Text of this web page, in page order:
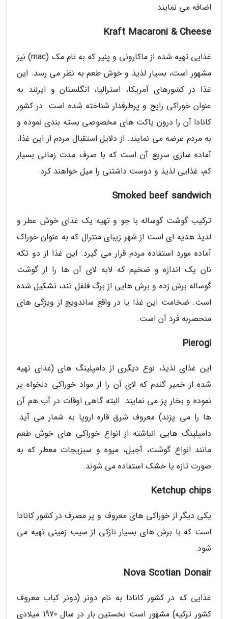
اضافه می نمایند.
Kraft Macaroni & Cheese
غذایی تهیه شده از ماکارونی و پنیر که به نام مک (mac) نیز
مشهور است، بسیار لذیذ و خوش طعم به نظر می رسد. این
غذا در کشورهای آمریکا، استرالیا، انگلستان و ایرلند به
عنوان خوراکی رایج و پرطرفدار شناخته شده است. در کشور
کانادا آن را درون پاکت های مخصوصی بسته بندی نموده و
به مردم عرضه می نمایند. از دلایل استقبال مردم از این غذا،
آماده سازی سریع آن است که با صرف مدت زمانی بسیار
کم، غذایی لذیذ و دوست داشتنی را میل خواهند کرد.
Smoked beef sandwich
ترکیب گوشت گوساله با جو و تهیه یک غذای خوش عطر و
لذیذ هدیه ای است از شهر زیبای منترال که به عنوان خوراک
آماده مورد استفاده مردم قرار می گیرد. این غذا از دو تکه
نان یک اندازه و ضخیم که لابه لای آن ها را از گوشت
گوساله برش زده و برش هایی از برگ فلفل تند، تشکیل شده
است. ضخامت این غذا یا در واقع ساندویچ از ویژگی های
منحصربه فرد آن است.
Pierogi
این غذای لذیذ، نوع دیگری از دامپلینگ های (غذای تهیه
شده از خمیر گندم که لای آن را از مواد خوراکی دلخواه پر
نموده و بخار پز می نمایند. البته گاهی اوقات در آب هم آن
ها را می پزند) معروف شرق قاره اروپا به شمار می آید.
دامپلینگ هایی انباشته از انواع خوراکی های خوش طعم
مانند انواع گوشت، آجیل، میوه و سبزیجات معطر که به
صورت تازه یا خشک استفاده می شوند.
Ketchup chips
یکی دیگر از خوراکی های معروف و پر مصرف در کشور کانادا
است که با برش های بسیار نازکی از سیب زمینی تهیه می
شود.
Nova Scotian Donair
غذایی که در کشور کانادا به نام دونر (دونر کباب معروف
کشور ترکیه) مشهور است نخستین بار در سال 1970 میلادی